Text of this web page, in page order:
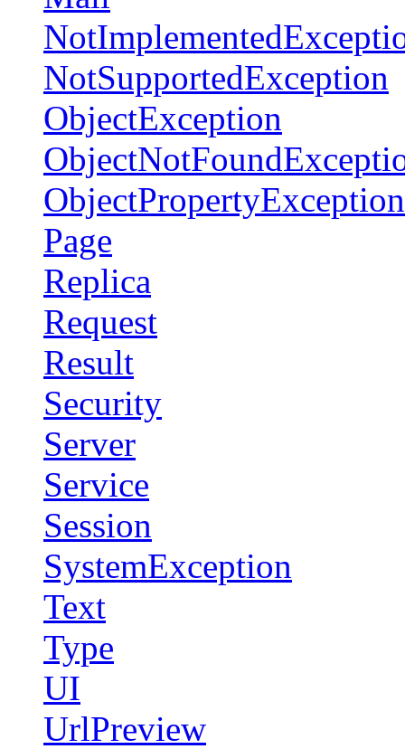
NotSupportedException
ObjectException
ObjectPropertyException
Page
Replica
Request
Result
Security
Server
Service
Session
SystemException
Text
Type
UI
UrlPreview